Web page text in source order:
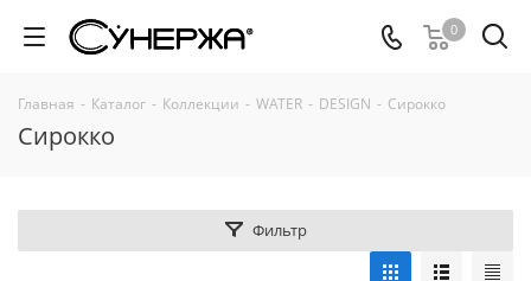
0
Главная - Каталог - Коллекции - WATER - DESIGN - Сирокко
Сирокко
Фильтр